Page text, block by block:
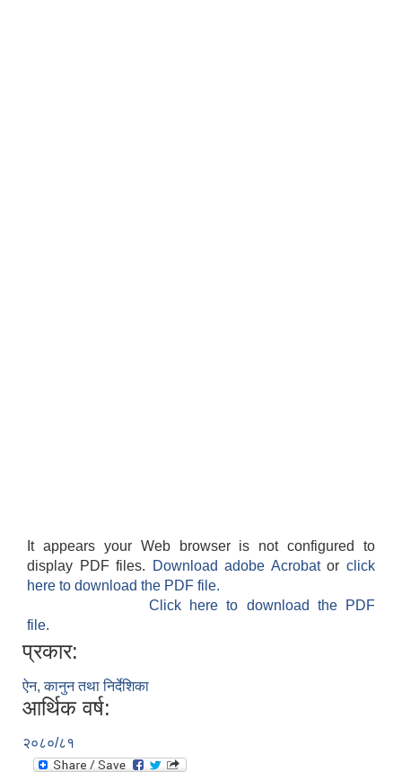
It appears your Web browser is not configured to
display PDF files.
Download adobe Acrobatorclick
here to download the PDF file.
Click here to download the PDF
file.
प्रकार:
ऐन, कानुन तथा निर्देशिका
आर्थिक वर्ष:
२०८०/८१